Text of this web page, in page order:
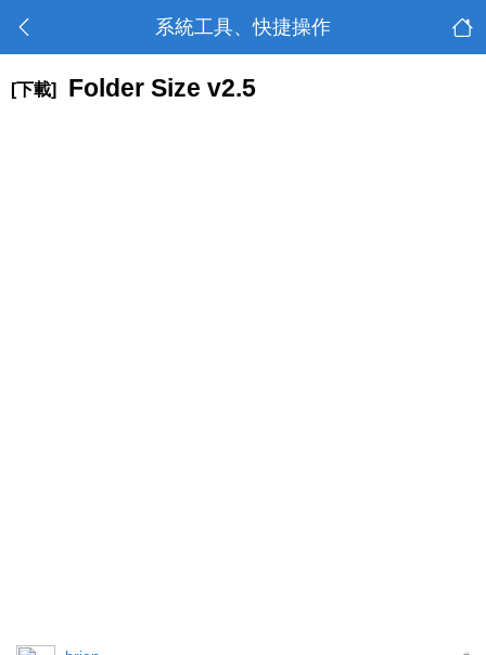
系統工具、快捷操作
[下載] Folder Size v2.5